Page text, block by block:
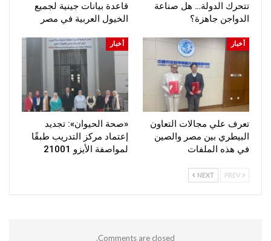
تتحرك الدولة… هل صناعة
الدواجن جاهزة؟
قاعدة بيانات جينية لجميع
الخيول العربية في مصر
أخبار
تعرف علي مجالات التعاون
البيطري بين مصر والصين
في هذه الملفات
أخبار
«صحة الحيوان»: تجديد
إعتماد مركز التدريب طبقًا
لمواصفة الأيزو 21001
NEXT
Comments are closed.